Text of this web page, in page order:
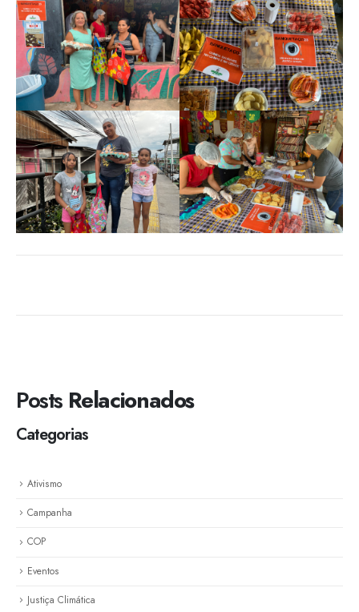
Posts Relacionados
Categorias
Ativismo
Campanha
COP
Eventos
Justiça Climática